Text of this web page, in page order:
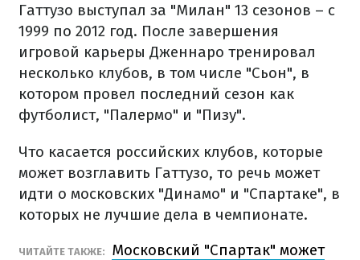
Гаттузо выступал за "Милан" 13 сезонов – с
1999 по 2012 год. После завершения
игровой карьеры Дженнаро тренировал
несколько клубов, в том числе "Сьон", в
котором провел последний сезон как
футболист, "Палермо" и "Пизу".
Что касается российских клубов, которые
может возглавить Гаттузо, то речь может
идти о московских "Динамо" и "Спартаке", в
которых не лучшие дела в чемпионате.
ЧИТАЙТЕ ТАКЖЕ:
Московский "Спартак" может